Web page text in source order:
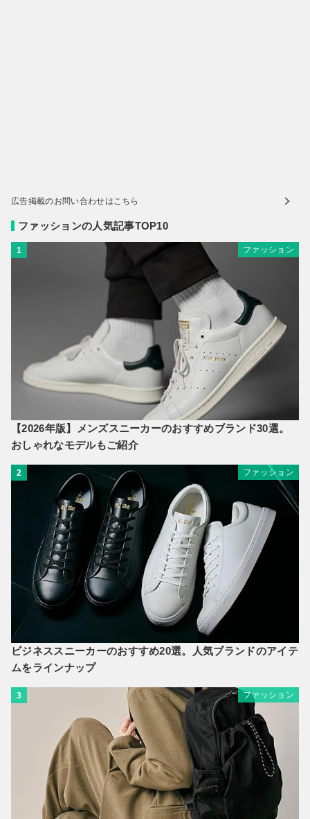
広告掲載のお問い合わせはこちら
ファッションの人気記事TOP10
1 ファッション
【2026年版】メンズスニーカーのおすすめブランド30選。
おしゃれなモデルもご紹介
2 ファッション
ビジネススニーカーのおすすめ20選。人気ブランドのアイテ
ムをラインナップ
3 ファッション